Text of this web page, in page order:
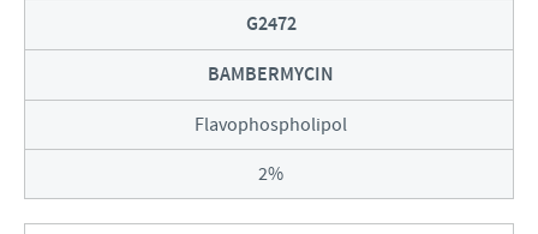
G2472
BAMBERMYCIN
Flavophospholipol
2%